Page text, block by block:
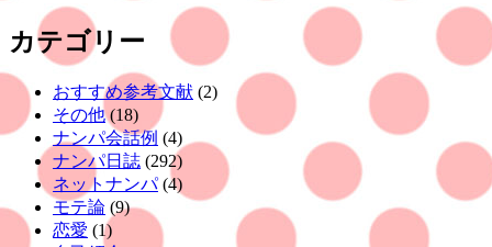
カテゴリー
おすすめ参考文献 (2)
その他(18)
ナンパ会話例 (4)
ナンパ日誌 (292)
ネットナンパ(4)
モテ論 (9)
恋愛 (1)